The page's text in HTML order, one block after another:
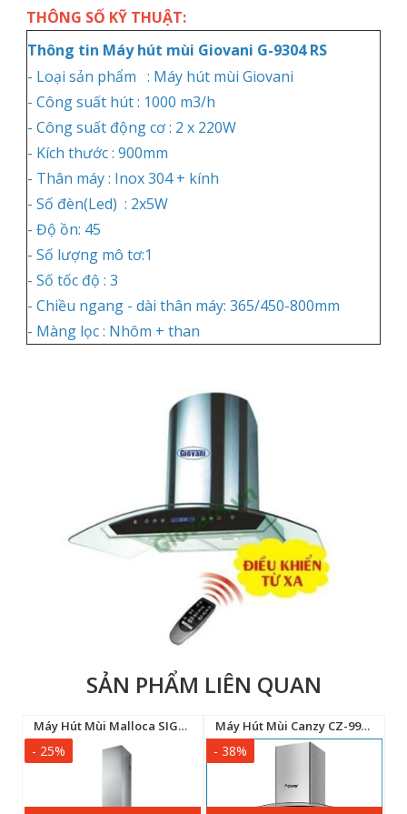
THÔNG SỐ KỸ THUẬT:
Thông tin Máy hút mùi Giovani G-9304 RS
- Loại sản phẩm : Máy hút mùi Giovani
- Công suất hút : 1000 m3/h
- Công suất động cơ : 2 x 220W
- Kích thước : 900mm
- Thân máy : Inox 304 + kính
- Số đèn(Led) : 2x5W
- Độ ồn: 45
- Số lượng mô tơ:1
- Số tốc độ : 3
- Chiều ngang - dài thân máy: 365/450-800mm
- Màng lọc : Nhôm + than
SẢN PHẨM LIÊN QUAN
Máy Hút Mùi Malloca SIGMA K820T
- 25%
Máy Hút Mùi Canzy CZ-9970S
- 38%